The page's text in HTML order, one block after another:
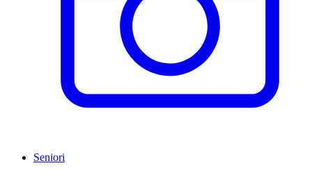
Seniori